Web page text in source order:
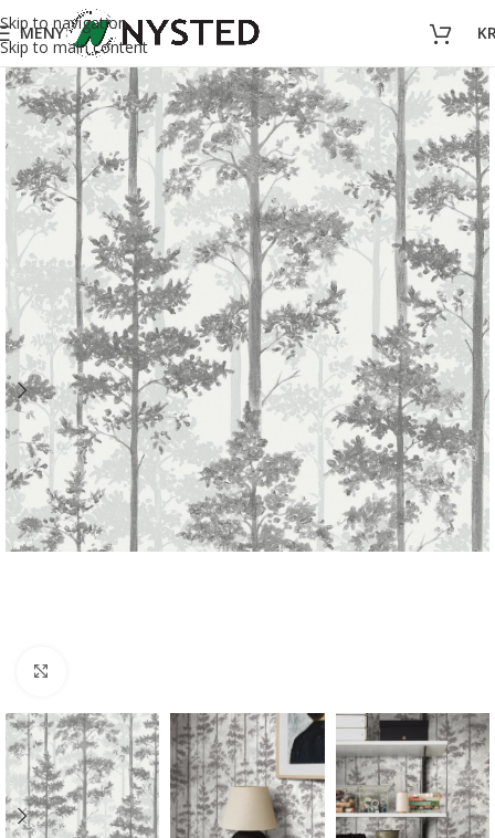
Skip to navigation
Skip to main content
MENY